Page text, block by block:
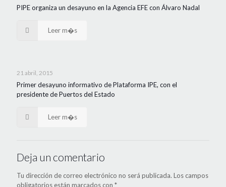
PIPE organiza un desayuno en la Agencia EFE con Álvaro Nadal
Leer m�s
21 abril, 2015
Primer desayuno informativo de Plataforma IPE, con el
presidente de Puertos del Estado
Leer m�s
Deja un comentario
Tu dirección de correo electrónico no será publicada. Los campos
obligatorios están marcados con *